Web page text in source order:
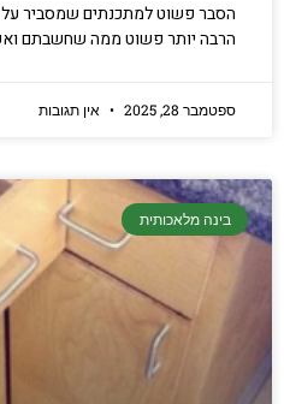
הסבר פשוט למתכנתים שמסביר
הרבה יותר פשוט ממה שחשבתם
ספטמבר 28, 2025 אין תגובות
בינה מלאכותית